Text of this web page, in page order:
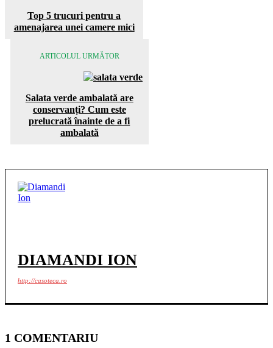
Top 5 trucuri pentru a
amenajarea unei camere mici
ARTICOLUL URMĂTOR
Salata verde ambalată are
conservanți? Cum este
prelucrată înainte de a fi
ambalată
DIAMANDI ION
http://casoteca.ro
1 COMENTARIU